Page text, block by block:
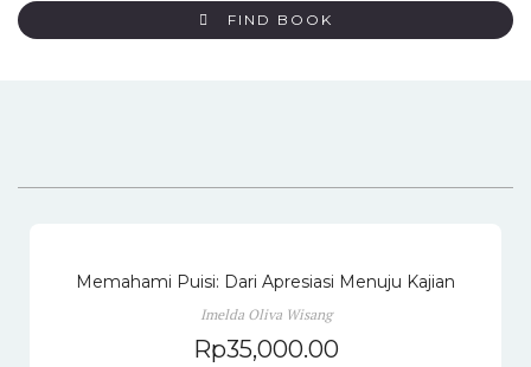
FIND BOOK
Memahami Puisi: Dari Apresiasi Menuju Kajian
Imelda Oliva Wisang
Rp35,000.00